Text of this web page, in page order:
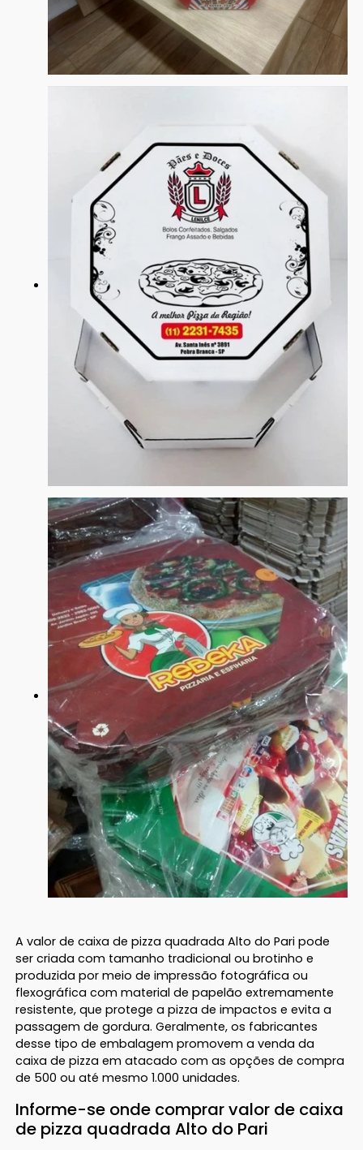
A valor de caixa de pizza quadrada Alto do Pari pode
ser criada com tamanho tradicional ou brotinho e
produzida por meio de impressão fotográfica ou
flexográfica com material de papelão extremamente
resistente, que protege a pizza de impactos e evita a
passagem de gordura. Geralmente, os fabricantes
desse tipo de embalagem promovem a venda da
caixa de pizza em atacado com as opções de compra
de 500 ou até mesmo 1.000 unidades.
Informe-se onde comprar valor de caixa
de pizza quadrada Alto do Pari